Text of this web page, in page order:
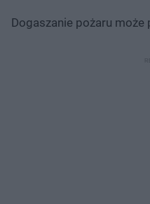
Dogaszanie pożaru